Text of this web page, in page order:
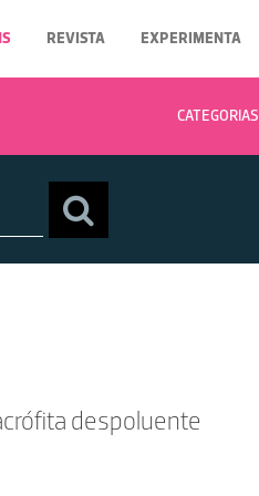
REVISTA EXPERIMENTA
CATEGORIAS
despoluente